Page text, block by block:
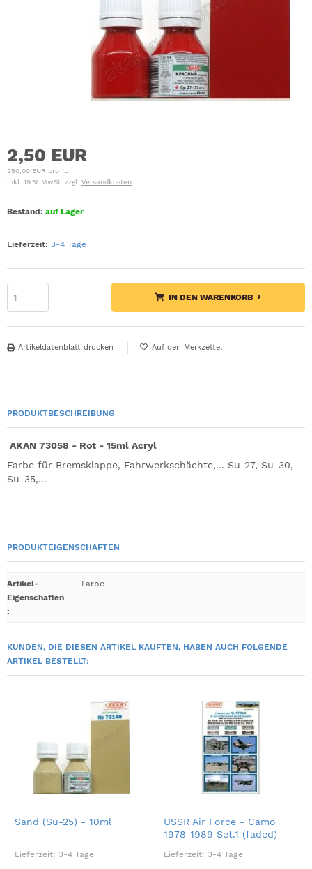
2,50 EUR
250,00 EUR pro 1L
inkl. 19 % MwSt. zzgl. Versandkosten
Bestand: auf Lager
Lieferzeit: 3-4 Tage
IN DEN WARENKORB
Artikeldatenblatt drucken
PRODUKTBESCHREIBUNG
AKAN 73058 - Rot - 15ml Acryl
Farbe für Bremsklappe, Fahrwerkschächte,... Su-27, Su-30,
Su-35,...
PRODUKTEIGENSCHAFTEN
Artikel-
Eigenschaften
:
Farbe
KUNDEN, DIE DIESEN ARTIKEL KAUFTEN, HABEN AUCH FOLGENDE
ARTIKEL BESTELLT:
Sand (Su-25) - 10ml
Lieferzeit: 3-4 Tage
USSR Air Force - Camo
1978-1989 Set.1 (faded)
Lieferzeit: 3-4 Tage